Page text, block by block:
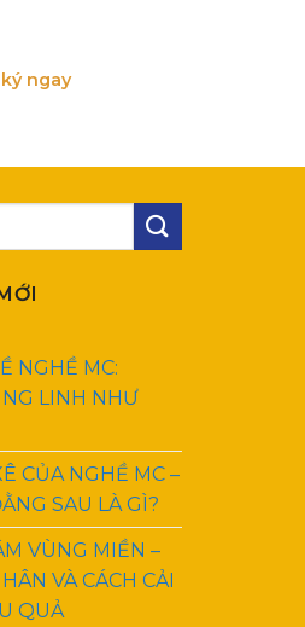
ngay
NGHỀ MC:
LINH NHƯ
CỦA NGHỀ MC –
SAU LÀ GÌ?
VÙNG MIỀN –
VÀ CÁCH CẢI
QUẢ